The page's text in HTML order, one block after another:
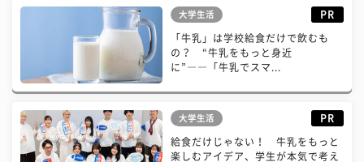
大学生活 PR
「牛乳」は学校給食だけで飲むも
の？ “牛乳をもっと身近
に”――「牛乳でスマ...
大学生活 PR
給食だけじゃない！ 牛乳をもっと
楽しむアイデア、学生が本気で考え